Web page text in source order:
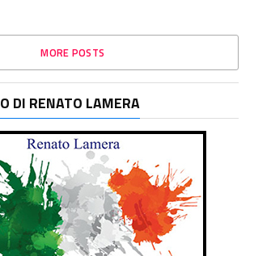
MORE POSTS
DI RENATO LAMERA